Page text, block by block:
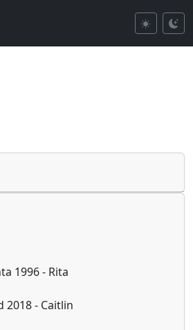
1996 - Rita
2018 - Caitlin